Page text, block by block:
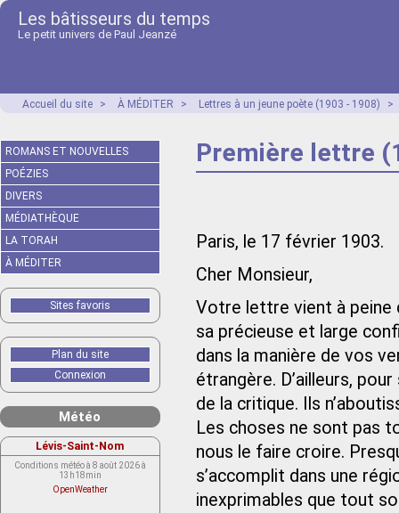
Les bâtisseurs du temps
Le petit univers de Paul Jeanzé
Accueil du site > À MÉDITER > Lettres à un jeune poète (1903 - 1908) >
Première lettre
Paris, le 17 février 1903.
Cher Monsieur,
Votre lettre vient à peine
sa précieuse et large
dans la manière de vos
étrangère. D’ailleurs,
de la critique. Ils
Les choses ne sont pas
nous le faire croire.
s’accomplit dans une
inexprimables que tout
ROMANS ET NOUVELLES
POÉZIES
DIVERS
MÉDIATHÈQUE
LA TORAH
À MÉDITER
Sites favoris
Plan du site
Connexion
Météo
Lévis-Saint-Nom
Conditions météo à 8 août 2026 à
13h18min
OpenWeather